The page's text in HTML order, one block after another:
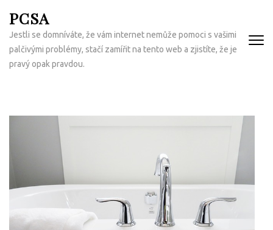
na
obsah
(Enter)
PCSA
Jestli se domníváte, že vám internet nemůže pomoci s vašimi
palčivými problémy, stačí zamířit na tento web a zjistíte, že je
pravý opak pravdou.